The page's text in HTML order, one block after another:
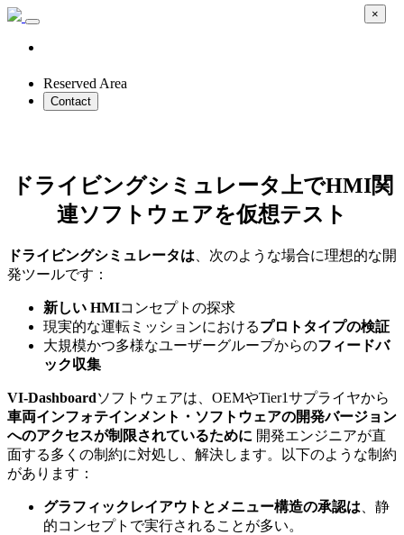
Reserved Area
Contact
ドライビングシミュレータ上でHMI関
連ソフトウェアを仮想テスト
ドライビングシミュレータは 、次のような場合に理想的な開
発ツールです：
新しい HMIコンセプトの探求
現実的な運転ミッションにおけるプロトタイプの検証
大規模かつ多様なユーザーグループからのフィードバ
ック収集
VI-Dashboardソフトウェアは、OEMやTier1サプライヤから
車両インフォテインメント・ソフトウェアの開発バージョン
へのアクセスが制限されているために 開発エンジニアが直
面する多くの制約に対処し、解決します。以下のような制約
があります：
グラフィックレイアウトとメニュー構造の承認は 、静
的コンセプトで実行されることが多い。
×